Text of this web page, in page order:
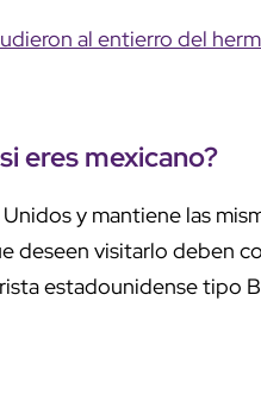
al entierro del
si eresmexicano?
y mantiene las
deseen visitarlo deben
estadounidense tipo